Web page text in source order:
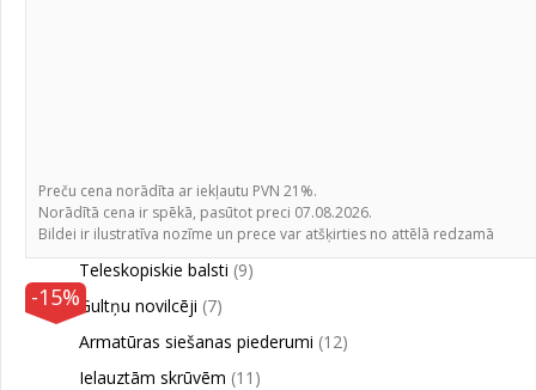
Piekaramās atslēgas(26)
Stikla griezēji(2)
Teleskopiskie balsti (9)
Gultņu novilcēji (7)
Armatūras siešanas piederumi (12)
Ielauztām skrūvēm (11)
Preču cena norādīta ar iekļautu PVN 21%.
Norādītā cena ir spēkā, pasūtot preci 07.08.2026.
Bildei ir ilustratīva nozīme un prece var atšķirties no attēlā redzamā
-15%